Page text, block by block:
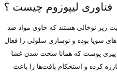
فناوری لیپوزوم چیست ؟
ریز توخالی هستند که حاوی مواد ضد
سویا بوده و نوسازی سلولی را فعال
پیری پوست که همانا سخت شدن غشا
کرده و استحکام بافت‌ها را باعث